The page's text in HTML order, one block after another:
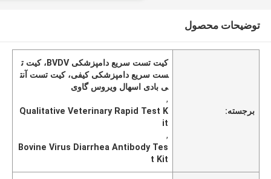
توضیحات محصول
برجسته:
کیت تست سریع دامپزشکی BVDV، کیت ت
ست سریع دامپزشکی کیفی، کیت تست آنت
ی بادی اسهال ویروس گاوی
,
Qualitative Veterinary Rapid Test K
it
,
Bovine Virus Diarrhea Antibody Tes
t Kit